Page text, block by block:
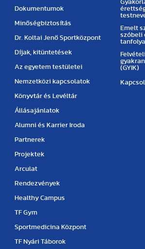
Dokumentumok
Minőségbiztosítás
Dr. Koltai Jenő Sportközpont
Díjak, kitüntetések
Az egyetem testületei
Nemzetközi kapcsolatok
Könyvtár és Levéltár
Állásajánlatok
Alumni és Karrier Iroda
Partnerek
Projektek
Arculat
Rendezvények
Healthy Campus
TF Gym
Sportmedicina Központ
TF Nyári Táborok
Emelt
szóbeli
(GYIK)